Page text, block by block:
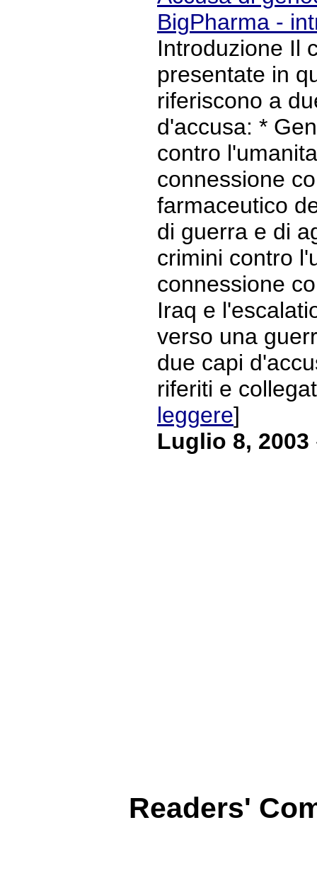
BigPharma -
Introduzione Il
presentate in
riferiscono a
d'accusa: *
contro
connessione
farmaceutico
di guerra e di
crimini contro
connessione
Iraq e
verso una
due capi
riferiti e
leggere]
Luglio 8, 2003
Readers'